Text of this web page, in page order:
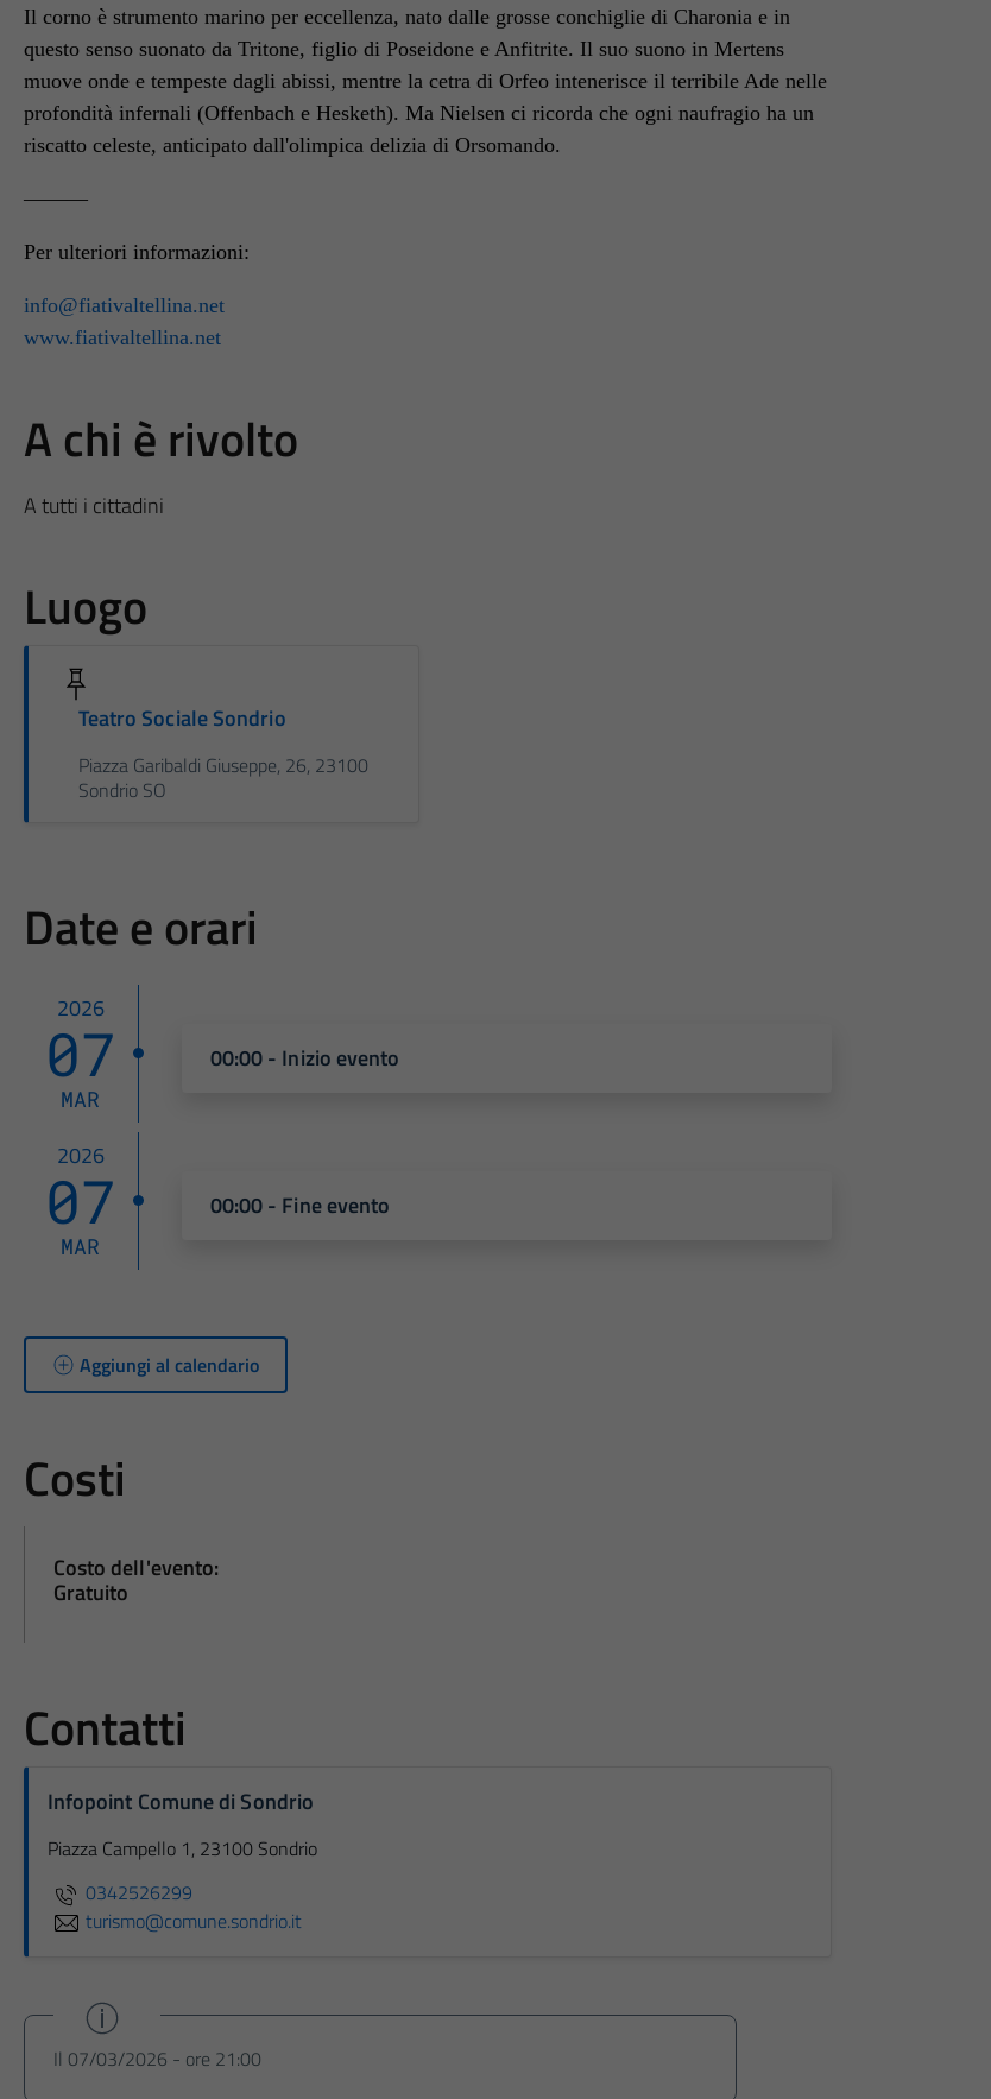
Il corno è strumento marino per eccellenza, nato dalle grosse conchiglie di Charonia e in
questo senso suonato da Tritone, figlio di Poseidone e Anfitrite. Il suo suono in Mertens
muove onde e tempeste dagli abissi, mentre la cetra di Orfeo intenerisce il terribile Ade nelle
profondità infernali (Offenbach e Hesketh). Ma Nielsen ci ricorda che ogni naufragio ha un
riscatto celeste, anticipato dall'olimpica delizia di Orsomando.
———
Per ulteriori informazioni:
info@fiativaltellina.net
www.fiativaltellina.net
A chi è rivolto
A tutti i cittadini
Luogo
Teatro Sociale Sondrio
Piazza Garibaldi Giuseppe, 26, 23100
Sondrio SO
Date e orari
2026
07
MAR
00:00 - Inizio evento
2026
07
MAR
00:00 - Fine evento
Aggiungi al calendario
Costi
Costo dell'evento:
Gratuito
Contatti
Infopoint Comune di Sondrio
Piazza Campello 1, 23100 Sondrio
0342526299
turismo@comune.sondrio.it
Il 07/03/2026 - ore 21:00